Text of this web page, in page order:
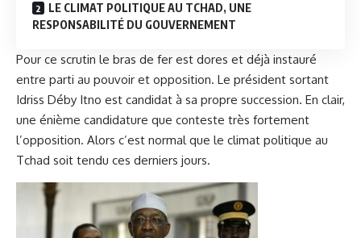
LE CLIMAT POLITIQUE AU TCHAD, UNE
RESPONSABILITÉ DU GOUVERNEMENT
Pour ce scrutin le bras de fer est dores et déjà instauré
entre parti au pouvoir et opposition. Le président sortant
Idriss Déby Itno est candidat à sa propre succession. En clair,
une énième candidature que conteste très fortement
l’opposition. Alors c’est normal que le climat politique au
Tchad soit tendu ces derniers jours.